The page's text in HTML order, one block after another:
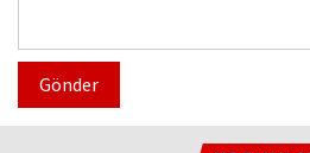
Gönder